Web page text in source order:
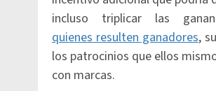
incluso triplicar las
quienes resulten ganadores,
los patrocinios que ellos
con marcas.